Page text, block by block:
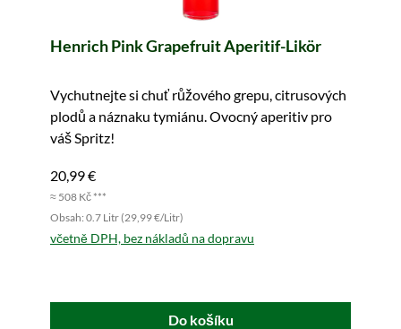
Henrich Pink Grapefruit Aperitif-Likör
Vychutnejte si chuť růžového grepu, citrusových
plodů a náznaku tymiánu. Ovocný aperitiv pro
váš Spritz!
20,99 €
≈ 508 Kč ***
Obsah: 0.7 Litr (29,99 €/Litr)
včetně DPH, bez nákladů na dopravu
Do košíku